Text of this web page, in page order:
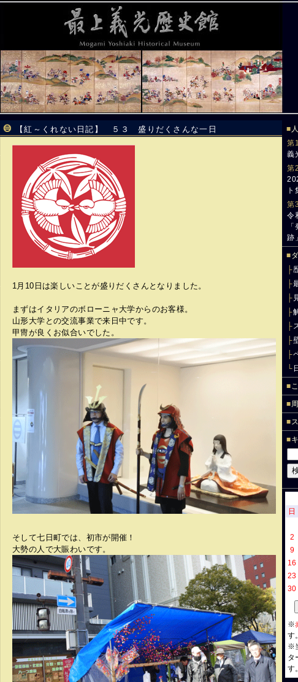
【紅～くれない日記】 ５３ 盛りだくさんな一日
1月10日は楽しいことが盛りだくさんとなりました。
まずはイタリアのボローニャ大学からのお客様。
山形大学との交流事業で来日中です。
甲冑が良くお似合いでした。
そして七日町では、初市が開催！
大勢の人で大賑わいです。
■
第
義
第
ト
第
令
跡」
■
├
├
├
├
├
├
├
└
■
■
■
■
日
2
9
16
23
30
※
す。
※
タ
す。